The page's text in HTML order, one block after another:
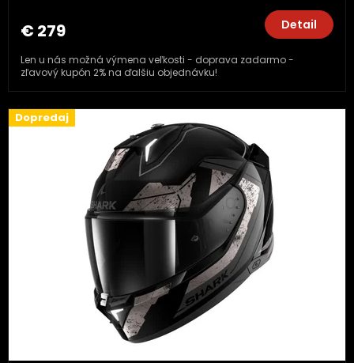
€ 279 Detail
Len u nás možná výmena veľkosti - doprava zadarmo -
zľavový kupón 2% na ďalšiu objednávku!
Dopredaj